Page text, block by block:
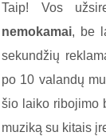
Taip! Vos
nemokamai, be
sekundžių
po 10 valandų
šio laiko ribojimo
muziką su kitais